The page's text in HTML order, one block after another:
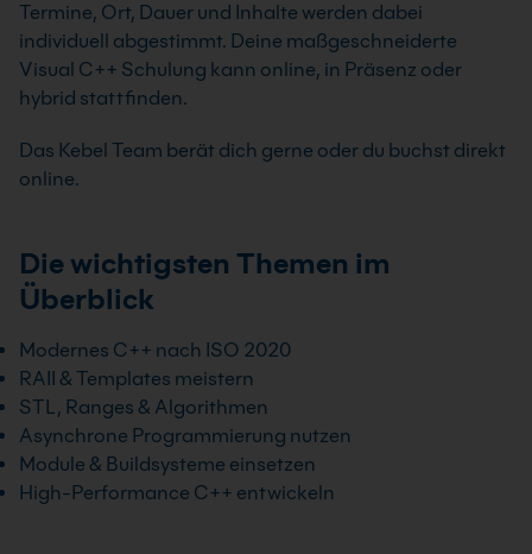
Termine, Ort, Dauer und Inhalte werden dabei
individuell abgestimmt. Deine maßgeschneiderte
Visual C++ Schulung kann online, in Präsenz oder
hybrid stattfinden.
Das Kebel Team berät dich gerne oder du buchst direkt
online.
Die wichtigsten Themen im
Überblick
Modernes C++ nach ISO 2020
RAII & Templates meistern
STL, Ranges & Algorithmen
Asynchrone Programmierung nutzen
Module & Buildsysteme einsetzen
High-Performance C++ entwickeln